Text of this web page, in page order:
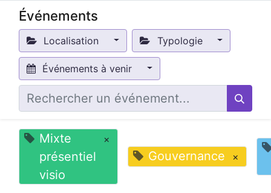
Événements
Localisation Typologie
Événements à venir
Mixte
présentiel
visio
×
Gouvernance ×